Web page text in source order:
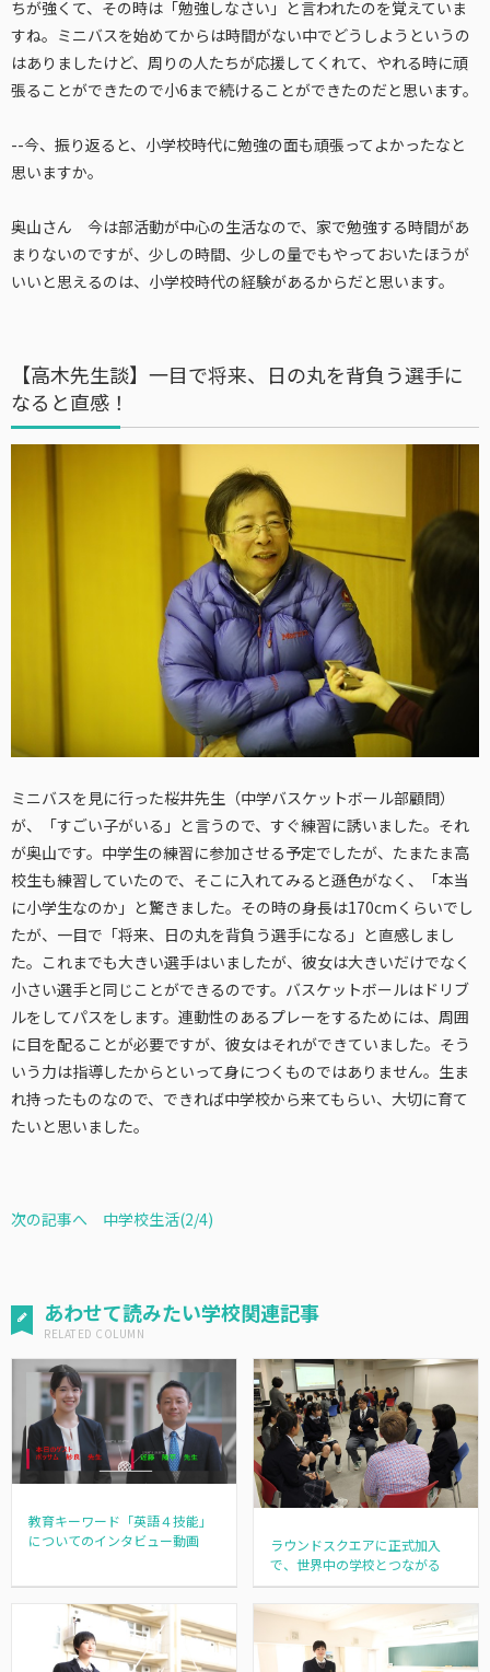
ちが強くて、その時は「勉強しなさい」と言われたのを覚えていま
すね。ミニバスを始めてからは時間がない中でどうしようというの
はありましたけど、周りの人たちが応援してくれて、やれる時に頑
張ることができたので小6まで続けることができたのだと思います。
--今、振り返ると、小学校時代に勉強の面も頑張ってよかったなと
思いますか。
奥山さん 今は部活動が中心の生活なので、家で勉強する時間があ
まりないのですが、少しの時間、少しの量でもやっておいたほうが
いいと思えるのは、小学校時代の経験があるからだと思います。
【高木先生談】一目で将来、日の丸を背負う選手に
なると直感！
ミニバスを見に行った桜井先生（中学バスケットボール部顧問）
が、「すごい子がいる」と言うので、すぐ練習に誘いました。それ
が奥山です。中学生の練習に参加させる予定でしたが、たまたま高
校生も練習していたので、そこに入れてみると遜色がなく、「本当
に小学生なのか」と驚きました。その時の身長は170cmくらいでし
たが、一目で「将来、日の丸を背負う選手になる」と直感しまし
た。これまでも大きい選手はいましたが、彼女は大きいだけでなく
小さい選手と同じことができるのです。バスケットボールはドリブ
ルをしてパスをします。連動性のあるプレーをするためには、周囲
に目を配ることが必要ですが、彼女はそれができていました。そう
いう力は指導したからといって身につくものではありません。生ま
れ持ったものなので、できれば中学校から来てもらい、大切に育て
たいと思いました。
次の記事へ 中学校生活(2/4)
あわせて読みたい学校関連記事
教育キーワード「英語４技能」
についてのインタビュー動画
ラウンドスクエアに正式加入
で、世界中の学校とつながる